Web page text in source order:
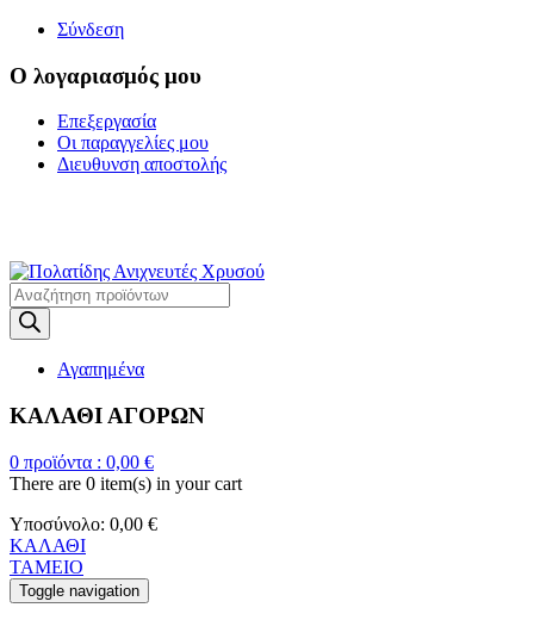
Σύνδεση
Ο λογαριασμός μου
Επεξεργασία
Οι παραγγελίες μου
Διευθυνση αποστολής
Products
search
Αγαπημένα
ΚΑΛΑΘΙ ΑΓΟΡΩΝ
0 προϊόντα : 0,00 €
There are 0 item(s) in your cart
Υποσύνολο: 0,00 €
ΚΑΛΑΘΙ
ΤΑΜΕΙΟ
Toggle navigation